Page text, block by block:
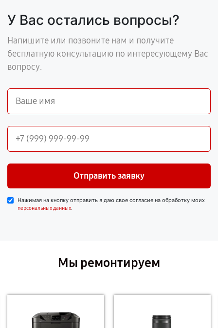
У Вас остались вопросы?
Напишите или позвоните нам и получите
бесплатную консультацию по интересующему Вас
вопросу.
Отправить заявку
Нажимая на кнопку отправить я даю свое согласие на обработку моих
персональных данных.
Мы ремонтируем